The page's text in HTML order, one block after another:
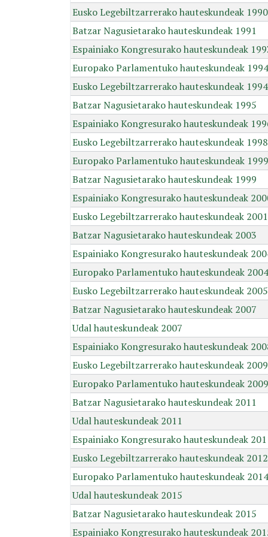
Eusko Legebiltzarrerako hauteskundeak 1990
Batzar Nagusietarako hauteskundeak 1991
Espainiako Kongresurako hauteskundeak
Europako Parlamentuko hauteskundeak 1994
Eusko Legebiltzarrerako hauteskundeak 1994
Batzar Nagusietarako hauteskundeak 1995
Espainiako Kongresurako hauteskundeak
Eusko Legebiltzarrerako hauteskundeak 1998
Europako Parlamentuko hauteskundeak 1999
Batzar Nagusietarako hauteskundeak 1999
Espainiako Kongresurako hauteskundeak
Eusko Legebiltzarrerako hauteskundeak 2001
Batzar Nagusietarako hauteskundeak 2003
Espainiako Kongresurako hauteskundeak
Europako Parlamentuko hauteskundeak 2004
Eusko Legebiltzarrerako hauteskundeak 2005
Batzar Nagusietarako hauteskundeak 2007
Udal hauteskundeak 2007
Espainiako Kongresurako hauteskundeak
Eusko Legebiltzarrerako hauteskundeak 2009
Europako Parlamentuko hauteskundeak 2009
Batzar Nagusietarako hauteskundeak 2011
Udal hauteskundeak 2011
Espainiako Kongresurako hauteskundeak
Eusko Legebiltzarrerako hauteskundeak 2012
Europako Parlamentuko hauteskundeak 2014
Udal hauteskundeak 2015
Batzar Nagusietarako hauteskundeak 2015
Espainiako Kongresurako hauteskundeak